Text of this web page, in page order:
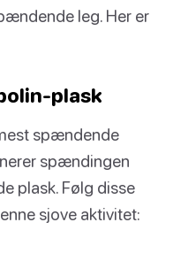
leg. Her er
plask
spændende
spændingen
plask. Følg disse
sjove aktivitet: